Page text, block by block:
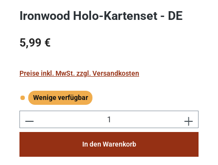
Ironwood Holo-Kartenset - DE
Regulärer Preis:
5,99 €
Preise inkl. MwSt. zzgl. Versandkosten
Wenige verfügbar
Wenige verfügbar
Produkt Anzahl: Gib den gewünschten
In den Warenkorb